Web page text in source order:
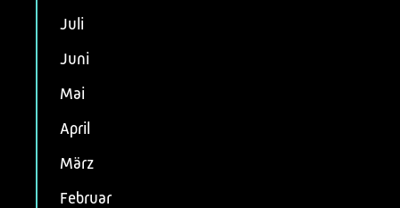
Juli
Juni
Mai
April
März
Februar